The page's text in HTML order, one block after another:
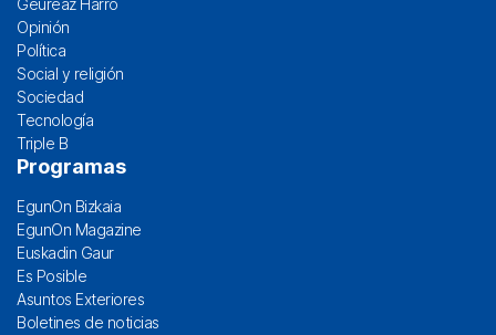
Geureaz Harro
Opinión
Política
Social y religión
Sociedad
Tecnología
Triple B
Programas
EgunOn Bizkaia
EgunOn Magazine
Euskadin Gaur
Es Posible
Asuntos Exteriores
Boletines de noticias